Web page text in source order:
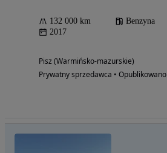
132 000 km Benzyna
2017
Pisz (Warmińsko-mazurskie)
Prywatny sprzedawca • Opublikowano